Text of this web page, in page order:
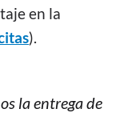
en la
).
la entrega de